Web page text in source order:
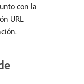
con la
URL